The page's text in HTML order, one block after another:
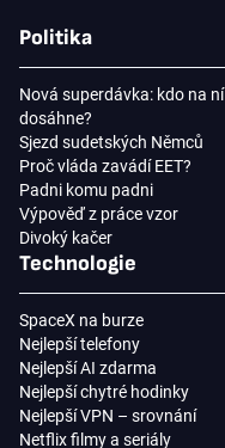
Politika
Nová superdávka: kdo na ní
dosáhne?
Sjezd sudetských Němců
Proč vláda zavádí EET?
Padni komu padni
Výpověď z práce vzor
Divoký kačer
Technologie
SpaceX na burze
Nejlepší telefony
Nejlepší AI zdarma
Nejlepší chytré hodinky
Nejlepší VPN – srovnání
Netflix filmy a seriály